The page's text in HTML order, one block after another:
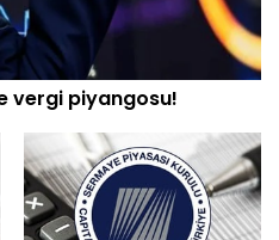
vergi piyangosu!